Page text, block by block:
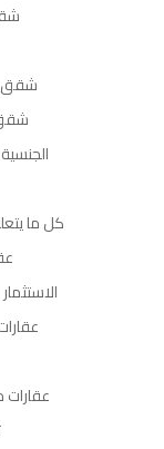
شقق
كل ما
عقارات